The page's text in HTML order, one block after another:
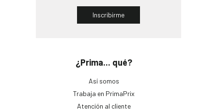
¿Prima... qué?
Así somos
Trabaja en PrimaPrix
Atención al cliente
Inscribirme